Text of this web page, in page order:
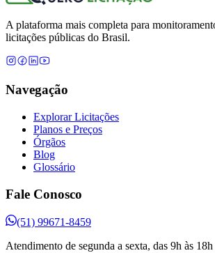
A plataforma mais completa para
licitações públicas do Brasil.
Navegação
Explorar Licitações
Planos e Preços
Órgãos
Blog
Glossário
Fale Conosco
(51) 99671-8459
Atendimento de segunda a sexta, das 9h às 18h